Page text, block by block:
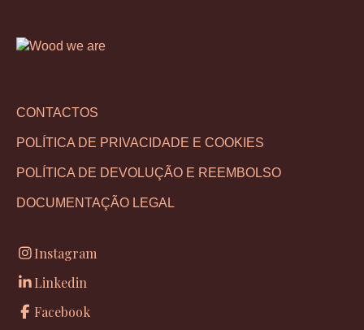
CONTACTOS
POLÍTICA DE PRIVACIDADE E COOKIES
POLÍTICA DE DEVOLUÇÃO E REEMBOLSO
DOCUMENTAÇÃO LEGAL
Instagram
Linkedin
Facebook